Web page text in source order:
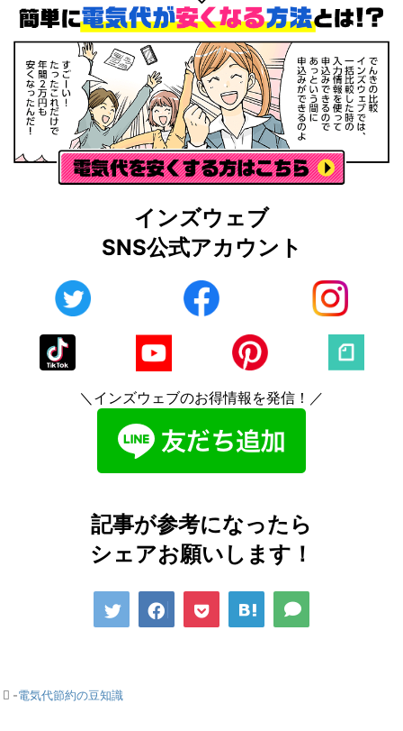
インズウェブ
SNS公式アカウント
＼インズウェブのお得情報を発信！／
記事が参考になったら
シェアお願いします！
-電気代節約の豆知識